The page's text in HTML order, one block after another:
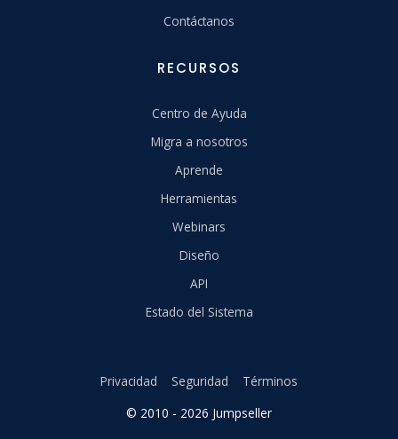
Contáctanos
RECURSOS
Centro de Ayuda
Migra a nosotros
Aprende
Herramientas
Webinars
Diseño
API
Estado del Sistema
© 2010 - 2026 Jumpseller
Privacidad Seguridad Términos